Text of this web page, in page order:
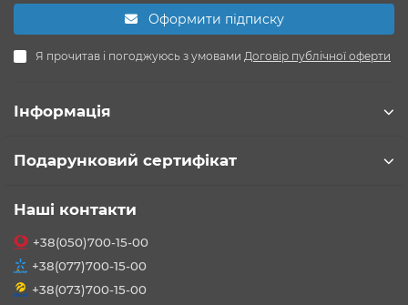
Оформити підписку
Я прочитав і погоджуюсь з умовами Договір публічної оферти
Інформація
Подарунковий сертифікат
Наші контакти
+38(050)700-15-00
+38(077)700-15-00
+38(073)700-15-00